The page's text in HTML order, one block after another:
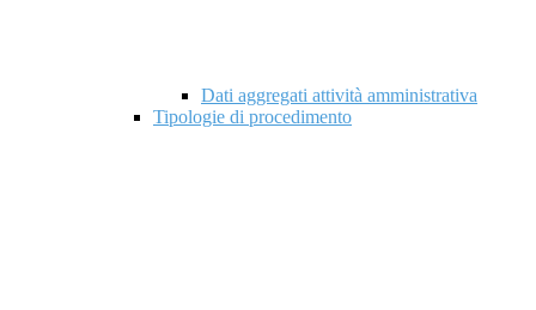
Dati aggregati attività amministrativa
Tipologie di procedimento